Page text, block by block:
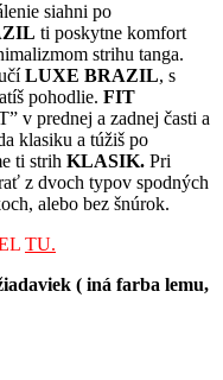
siahni po
ti poskytne komfort
strihu tanga.
LUXE BRAZIL, s
pohodlie. FIT
v prednej a zadnej časti a
klasiku a túžiš po
ti strih KLASIK. Pri
z dvoch typov spodných
alebo bez šnúrok.
TU.
( iná farba lemu,